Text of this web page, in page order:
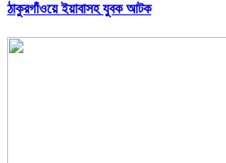
ঠাকুরগাঁওয়ে ইয়াবাসহ যুবক আটক